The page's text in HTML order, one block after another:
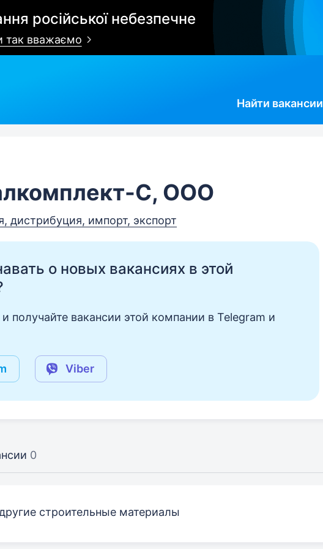
російської небезпечне
так вважаємо
Найти вакансии
С, ООО
дистрибуция, импорт, экспорт
о новых вакансиях в этой
получайте вакансии этой компании в Telegram и
Viber
0
строительные материалы